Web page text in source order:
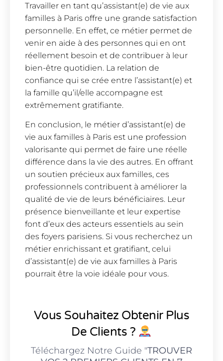
Travailler en tant qu’assistant(e) de vie aux
familles à Paris offre une grande satisfaction
personnelle. En effet, ce métier permet de
venir en aide à des personnes qui en ont
réellement besoin et de contribuer à leur
bien-être quotidien. La relation de
confiance qui se crée entre l’assistant(e) et
la famille qu’il/elle accompagne est
extrêmement gratifiante.
En conclusion, le métier d’assistant(e) de
vie aux familles à Paris est une profession
valorisante qui permet de faire une réelle
différence dans la vie des autres. En offrant
un soutien précieux aux familles, ces
professionnels contribuent à améliorer la
qualité de vie de leurs bénéficiaires. Leur
présence bienveillante et leur expertise
font d’eux des acteurs essentiels au sein
des foyers parisiens. Si vous recherchez un
métier enrichissant et gratifiant, celui
d’assistant(e) de vie aux familles à Paris
pourrait être la voie idéale pour vous.
Vous Souhaitez Obtenir Plus
De Clients ?
Téléchargez Notre Guide "TROUVER